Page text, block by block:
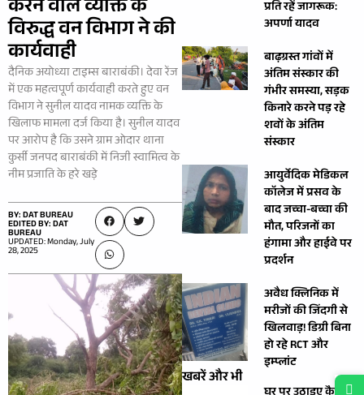
करने वाले व्यक्ति के
विरुद्ध वन विभाग ने की
कार्यवाही
दैनिक अयोध्या टाइम्स बाराबंकी। देवा रेंज
में एक महत्वपूर्ण कार्यवाही करते हुए वन
विभाग ने सुनील यादव नामक व्यक्ति के
खिलाफ मामला दर्ज किया है। सुनील यादव
पर आरोप है कि उसने ग्राम ओदार थाना
कुर्सी जनपद बाराबंकी में निजी स्वामित्व के
नीम प्रजाति के हरे खड़े
BY: DAT BUREAU
EDITED BY: DAT
BUREAU
UPDATED: Monday, July
28, 2025
प्रति रहें जागरूक:
अपर्णा यादव
बाढ़ग्रस्त गांवों में
अंतिम संस्कार की
गंभीर समस्या, सड़क
किनारे करने पड़ रहे
शवों के अंतिम
संस्कार
आयुर्वेदिक मेडिकल
कॉलेज में प्रसव के
बाद जच्चा-बच्चा की
मौत, परिजनों का
हंगामा और हाईवे पर
प्रदर्शन
अवैध क्लिनिक में
मरीजों की जिंदगी से
खिलवाड़! डिग्री बिना
हो रहे RCT और
इम्प्लांट
खबरें और भी